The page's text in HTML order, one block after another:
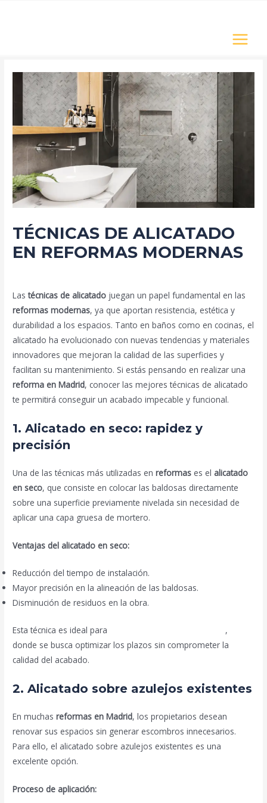
MENU
TÉCNICAS DE ALICATADO
EN REFORMAS MODERNAS
Lastécnicas de alicatado juegan un papel fundamental en las
reformas modernas, ya que aportan resistencia, estética y
durabilidad a los espacios. Tanto en baños como en cocinas, el
alicatado ha evolucionado con nuevas tendencias y materiales
innovadores que mejoran la calidad de las superficies y
facilitan su mantenimiento. Si estás pensando en realizar una
reforma en Madrid, conocer las mejores técnicas de alicatado
te permitirá conseguir un acabado impecable y funcional.
1. Alicatado en seco: rapidez y
precisión
Una de las técnicas más utilizadas enreformas es el alicatado
en seco, que consiste en colocar las baldosas directamente
sobre una superficie previamente nivelada sin necesidad de
aplicar una capa gruesa de mortero.
Ventajas del alicatado en seco:
Reducción del tiempo de instalación.
Mayor precisión en la alineación de las baldosas.
Disminución de residuos en la obra.
Esta técnica es ideal para
,
donde se busca optimizar los plazos sin comprometer la
calidad del acabado.
2. Alicatado sobre azulejos existentes
En muchasreformas en Madrid, los propietarios desean
renovar sus espacios sin generar escombros innecesarios.
Para ello, el alicatado sobre azulejos existentes es una
excelente opción.
Proceso de aplicación: